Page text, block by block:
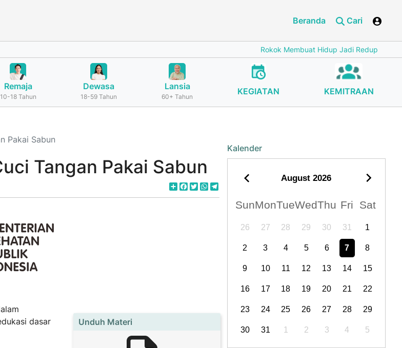
Beranda Cari
Rokok Membuat Hidup Jadi Redup Cegah
Remaja
10-18 Tahun
Dewasa
18-59 Tahun
Lansia
60+ Tahun
KEGIATAN KEMITRAAN
Pakai Sabun
Tangan Pakai Sabun
ShareFacebook
TwitterWhatsApp
dasar
Unduh Materi
Kalender
August 2026
SunMonTueWedThu Fri Sat
26 27 28 29 30 31 1
2 3 4 5 6 7 8
9 10 11 12 13 14 15
16 17 18 19 20 21 22
23 24 25 26 27 28 29
30 31 1 2 3 4 5